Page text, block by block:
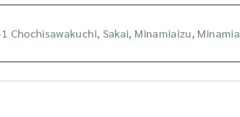
Chochisawakuchi, Sakai, Minamiaizu,